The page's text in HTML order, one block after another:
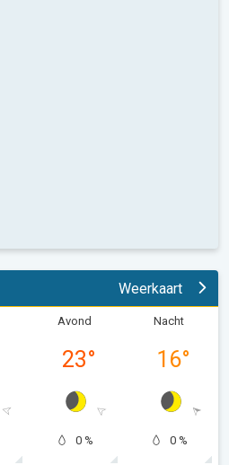
Weerkaart
Avond
23°
0 %
Nacht
16°
0 %